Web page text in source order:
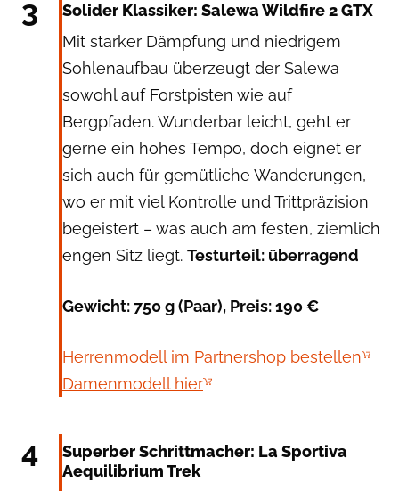
3
Solider Klassiker: Salewa Wildfire 2 GTX
Mit starker Dämpfung und niedrigem
Sohlenaufbau überzeugt der Salewa
sowohl auf Forstpisten wie auf
Bergpfaden. Wunderbar leicht, geht er
gerne ein hohes Tempo, doch eignet er
sich auch für gemütliche Wanderungen,
wo er mit viel Kontrolle und Trittpräzision
begeistert – was auch am festen, ziemlich
engen Sitz liegt. Testurteil: überragend
Gewicht: 750 g (Paar), Preis: 190 €
Herrenmodell im Partnershop bestellen
Damenmodell hier
4
Superber Schrittmacher: La Sportiva
Aequilibrium Trek